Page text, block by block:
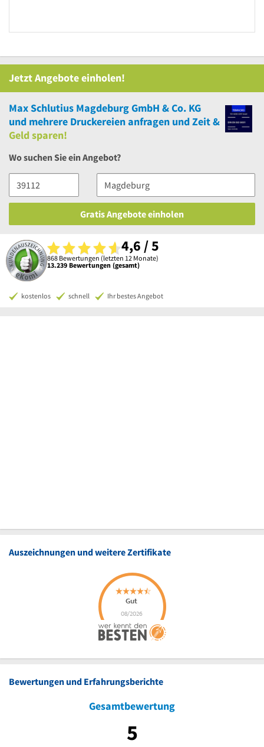
Jetzt Angebote einholen!
Max Schlutius Magdeburg GmbH & Co. KG
und mehrere Druckereien anfragen und Zeit &
Geld sparen!
Wo suchen Sie ein Angebot?
Gratis Angebote einholen
4,6 / 5
868 Bewertungen (letzten 12 Monate)
13.239 Bewertungen (gesamt)
kostenlos schnell Ihr bestes Angebot
Auszeichnungen und weitere Zertifikate
Bewertungen und Erfahrungsberichte
Gesamtbewertung
5